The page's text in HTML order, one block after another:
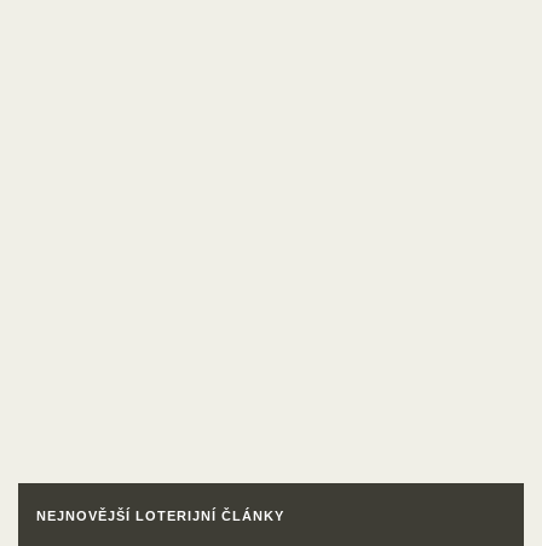
NEJNOVĚJŠÍ LOTERIJNÍ ČLÁNKY